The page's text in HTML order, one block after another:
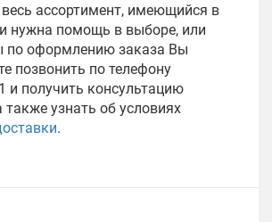
весь ассортимент, имеющийся в
нужна помощь в выборе, или
по оформлению заказа Вы
позвонить по телефону
и получить консультацию
узнать об условиях
.